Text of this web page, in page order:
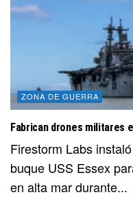
ZONA DE GUERRA
Fabrican drones militares
Firestorm Labs
buque USS Essex
en alta mar durante...